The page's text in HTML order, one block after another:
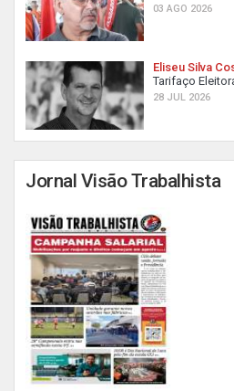
03 AGO 2026
Eliseu Silva
Tarifaço
28 JUL 2026
Jornal Visão Trabalhista